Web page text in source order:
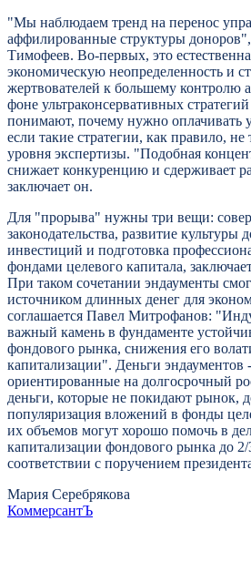
"Мы наблюдаем тренд на перенос
аффилированные структуры
Тимофеев. Во-первых, это
экономическую неопределенность и
жертвователей к большему контролю
фоне ультраконсервативных
понимают, почему нужно оплачивать
если такие стратегии, как правило,
уровня экспертизы. "Подобная
снижает конкуренцию и сдерживает
заключает он.
Для "прорыва" нужны три вещи:
законодательства, развитие культуры
инвестиций и подготовка
фондами целевого капитала,
При таком сочетании эндаументы
источником длинных денег для
соглашается Павел Митрофанов:
важный камень в фундаменте
фондового рынка, снижения его
капитализации". Деньги эндаументов
ориентированные на долгосрочный
деньги, которые не покидают рынок,
популяризация вложений в фонды
их объемов могут хорошо помочь в
капитализации фондового рынка до
соответствии с поручением
Мария Серебрякова
КоммерсантЪ